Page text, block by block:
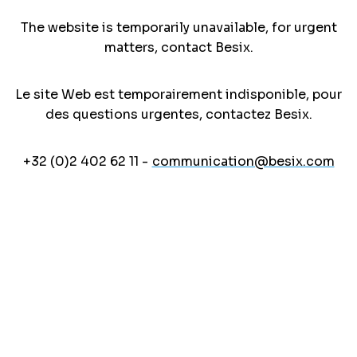
The website is temporarily unavailable, for urgent
matters, contact Besix.
Le site Web est temporairement indisponible, pour
des questions urgentes, contactez Besix.
+32 (0)2 402 62 11 - communication@besix.com